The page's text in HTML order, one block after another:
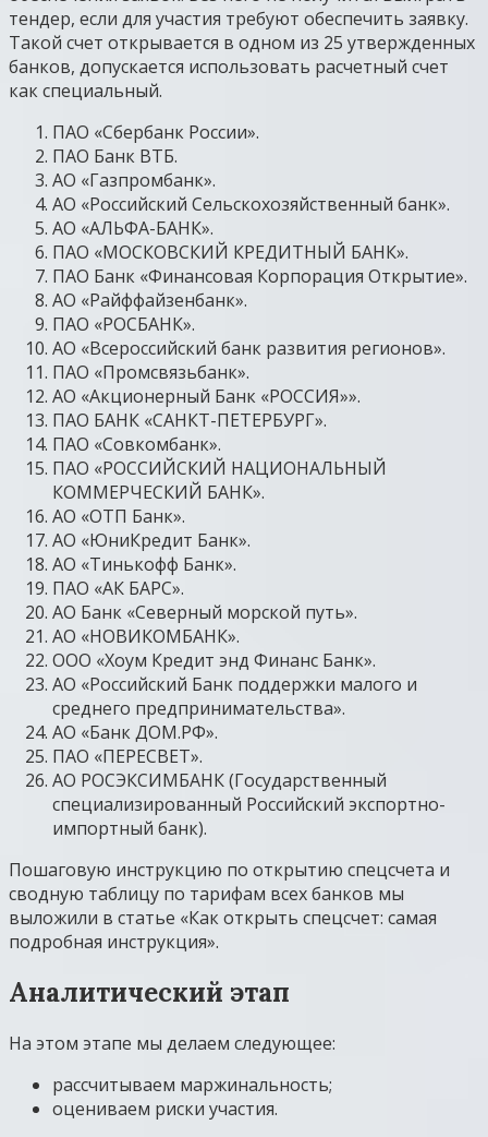
тендер, если для участия требуют обеспечить заявку.
Такой счет открывается в одном из 25 утвержденных
банков, допускается использовать расчетный счет
как специальный.
ПАО «Сбербанк России».
ПАО Банк ВТБ.
АО «Газпромбанк».
АО «Российский Сельскохозяйственный банк».
АО «АЛЬФА-БАНК».
ПАО «МОСКОВСКИЙ КРЕДИТНЫЙ БАНК».
ПАО Банк «Финансовая Корпорация Открытие».
АО «Райффайзенбанк».
ПАО «РОСБАНК».
АО «Всероссийский банк развития регионов».
ПАО «Промсвязьбанк».
АО «Акционерный Банк «РОССИЯ»».
ПАО БАНК «САНКТ-ПЕТЕРБУРГ».
ПАО «Совкомбанк».
ПАО «РОССИЙСКИЙ НАЦИОНАЛЬНЫЙ
КОММЕРЧЕСКИЙ БАНК».
АО «ОТП Банк».
АО «ЮниКредит Банк».
АО «Тинькофф Банк».
ПАО «АК БАРС».
АО Банк «Северный морской путь».
АО «НОВИКОМБАНК».
ООО «Хоум Кредит энд Финанс Банк».
АО «Российский Банк поддержки малого и
среднего предпринимательства».
АО «Банк ДОМ.РФ».
ПАО «ПЕРЕСВЕТ».
АО РОСЭКСИМБАНК (Государственный
специализированный Российский экспортно-
импортный банк).
Пошаговую инструкцию по открытию спецсчета и
сводную таблицу по тарифам всех банков мы
выложили в статье «Как открыть спецсчет: самая
подробная инструкция».
Аналитический этап
На этом этапе мы делаем следующее:
рассчитываем маржинальность;
оцениваем риски участия.